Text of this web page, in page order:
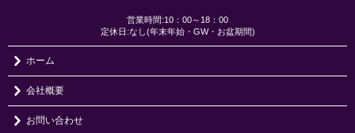
営業時間:10：00～18：00
定休日:なし(年末年始・GW・お盆期間)
ホーム
会社概要
お問い合わせ